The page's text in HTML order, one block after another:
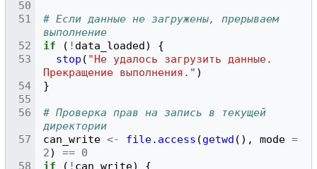
# Если данные не загружены, прерываем
выполнение
if
( ! data_loaded)
{
stop ( "Не удалось загрузить данные.
Прекращение выполнения." )
}
# Проверка прав на запись в текущей
директории
can_write <- file.access (getwd (), mode =
2) == 0
if
( ! can_write) {